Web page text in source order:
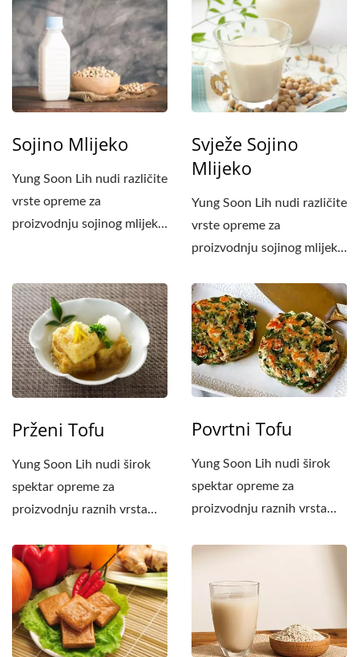
proizvoditi...
Sojino Mlijeko
Yung Soon Lih nudi različite
vrste opreme za
proizvodnju sojinog mlijeka.
Svježe Sojino
Mlijeko
Yung Soon Lih nudi različite
vrste opreme za
proizvodnju sojinog mlijeka.
Prženi Tofu
Yung Soon Lih nudi širok
spektar opreme za
proizvodnju raznih vrsta
proizvoditi...
Povrtni Tofu
Yung Soon Lih nudi širok
spektar opreme za
proizvodnju raznih vrsta